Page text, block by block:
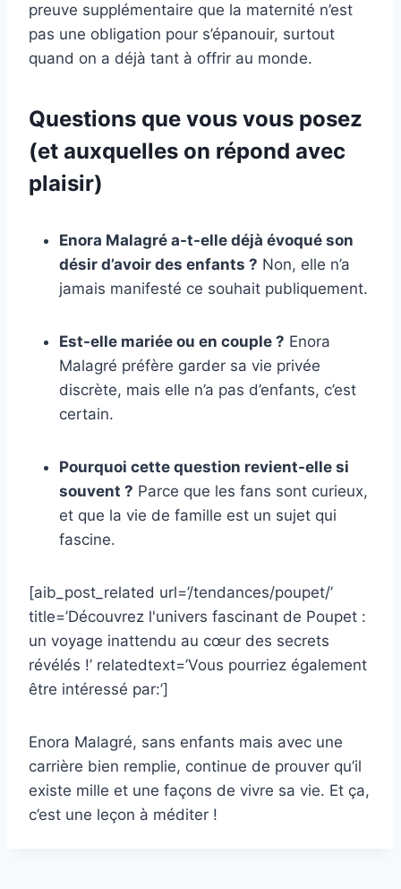
preuve supplémentaire que la maternité n’est
pas une obligation pour s’épanouir, surtout
quand on a déjà tant à offrir au monde.
Questions que vous vous posez
(et auxquelles on répond avec
plaisir)
Enora Malagré a-t-elle déjà évoqué son
désir d’avoir des enfants ? Non, elle n’a
jamais manifesté ce souhait publiquement.
Est-elle mariée ou en couple ? Enora
Malagré préfère garder sa vie privée
discrète, mais elle n’a pas d’enfants, c’est
certain.
Pourquoi cette question revient-elle si
souvent ? Parce que les fans sont curieux,
et que la vie de famille est un sujet qui
fascine.
[aib_post_related url=’/tendances/poupet/’
title=’Découvrez l'univers fascinant de Poupet :
un voyage inattendu au cœur des secrets
révélés !’ relatedtext=’Vous pourriez également
être intéressé par:’]
Enora Malagré, sans enfants mais avec une
carrière bien remplie, continue de prouver qu’il
existe mille et une façons de vivre sa vie. Et ça,
c’est une leçon à méditer !